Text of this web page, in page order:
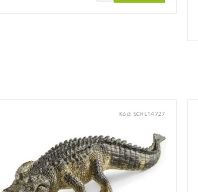
Kód: SCHL14727